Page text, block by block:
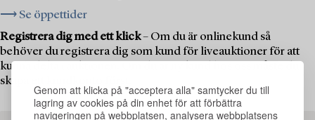
Genom att klicka på "acceptera alla" samtycker du till
lagring av cookies på din enhet för att förbättra
navigeringen på webbplatsen, analysera webbplatsens
⟶ Se öppettider
Registrera dig med ett klick– Om du är onlinekund så
behöver du registrera dig som kund för liveauktioner för att
kunna delta i auktionen. Om du är ny kund hos oss måste du
skapa ett kundkonto först.